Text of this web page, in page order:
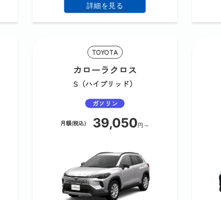
詳細を見る
TOYOTA
カローラクロス
S（ハイブリッド）
ガソリン
月額(税込) 39,050円～